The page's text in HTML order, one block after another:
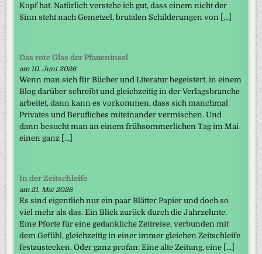
Kopf hat. Natürlich verstehe ich gut, dass einem nicht der
Sinn steht nach Gemetzel, brutalen Schilderungen von […]
Das rote Glas der Pfaueninsel
am 10. Juni 2026
Wenn man sich für Bücher und Literatur begeistert, in einem
Blog darüber schreibt und gleichzeitig in der Verlagsbranche
arbeitet, dann kann es vorkommen, dass sich manchmal
Privates und Berufliches miteinander vermischen. Und
dann besucht man an einem frühsommerlichen Tag im Mai
einen ganz […]
In der Zeitschleife
am 21. Mai 2026
Es sind eigentlich nur ein paar Blätter Papier und doch so
viel mehr als das. Ein Blick zurück durch die Jahrzehnte.
Eine Pforte für eine gedankliche Zeitreise, verbunden mit
dem Gefühl, gleichzeitig in einer immer gleichen Zeitschleife
festzustecken. Oder ganz profan: Eine alte Zeitung, eine […]